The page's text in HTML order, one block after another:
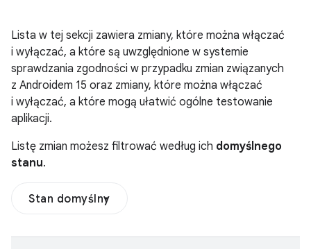
Lista w tej sekcji zawiera zmiany, które można włączać
i wyłączać, a które są uwzględnione w systemie
sprawdzania zgodności w przypadku zmian związanych
z Androidem 15 oraz zmiany, które można włączać
i wyłączać, a które mogą ułatwić ogólne testowanie
aplikacji.
Listę zmian możesz filtrować według ich domyślnego
stanu.
Stan domyślny